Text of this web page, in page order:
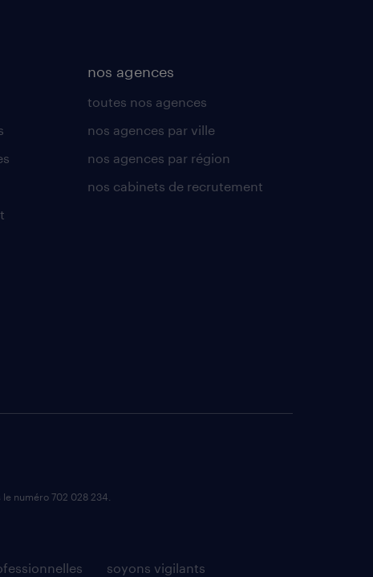
nos agences
toutes nos agences
nos agences par ville
nos agences par région
nos cabinets de recrutement
soyons vigilants
numéro 702 028 234.